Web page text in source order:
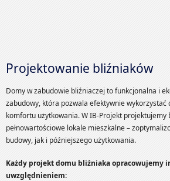
Projektowanie bliźniaków
Domy w zabudowie bliźniaczej to funkcjonalna i
zabudowy, która pozwala efektywnie wykorzystać
komfortu użytkowania. W IB-Projekt projektujemy
pełnowartościowe lokale mieszkalne –
budowy, jak i późniejszego użytkowania.
Każdy projekt domu bliźniaka opracowujemy
uwzględnieniem: